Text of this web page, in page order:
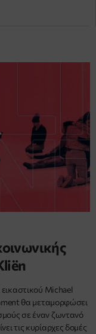
Michael
θα μεταμορφώσει
σε έναν ζωντανό
τις κυρίαρχες δομές